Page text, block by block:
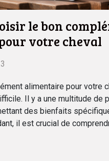
le bon
votre cheval
alimentaire pour votre
Il y a une multitude de
des bienfaits
il est crucial de